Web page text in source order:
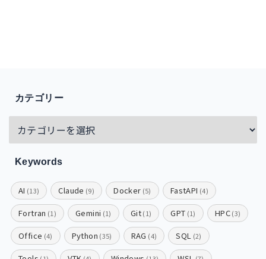
カテゴリー
Keywords
AI (13) Claude (9) Docker (5) FastAPI (4)
Fortran (1) Gemini (1) Git(1) GPT (1) HPC(3)
Office (4) Python (35) RAG (4) SQL (2)